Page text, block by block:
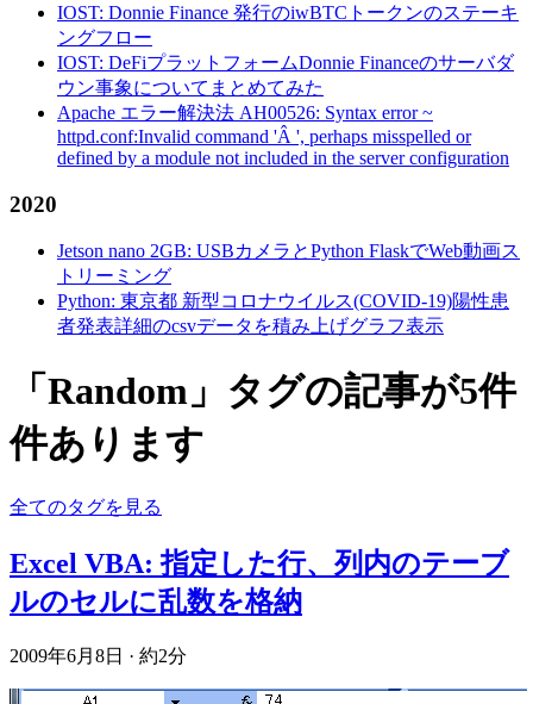
IOST: Donnie Finance 発行のiwBTCトークンのステーキ
ングフロー
IOST: DeFiプラットフォームDonnie Financeのサーバダ
ウン事象についてまとめてみた
Apache エラー解決法 AH00526: Syntax error ~
httpd.conf:Invalid command 'Â ', perhaps misspelled or
defined by a module not included in the server configuration
2020
Jetson nano 2GB: USBカメラとPython FlaskでWeb動画ス
トリーミング
Python: 東京都 新型コロナウイルス(COVID-19)陽性患
者発表詳細のcsvデータを積み上げグラフ表示
「Random」タグの記事が5件
件あります
全てのタグを見る
Excel VBA: 指定した行、列内のテーブ
ルのセルに乱数を格納
2009年6月8日 · 約2分